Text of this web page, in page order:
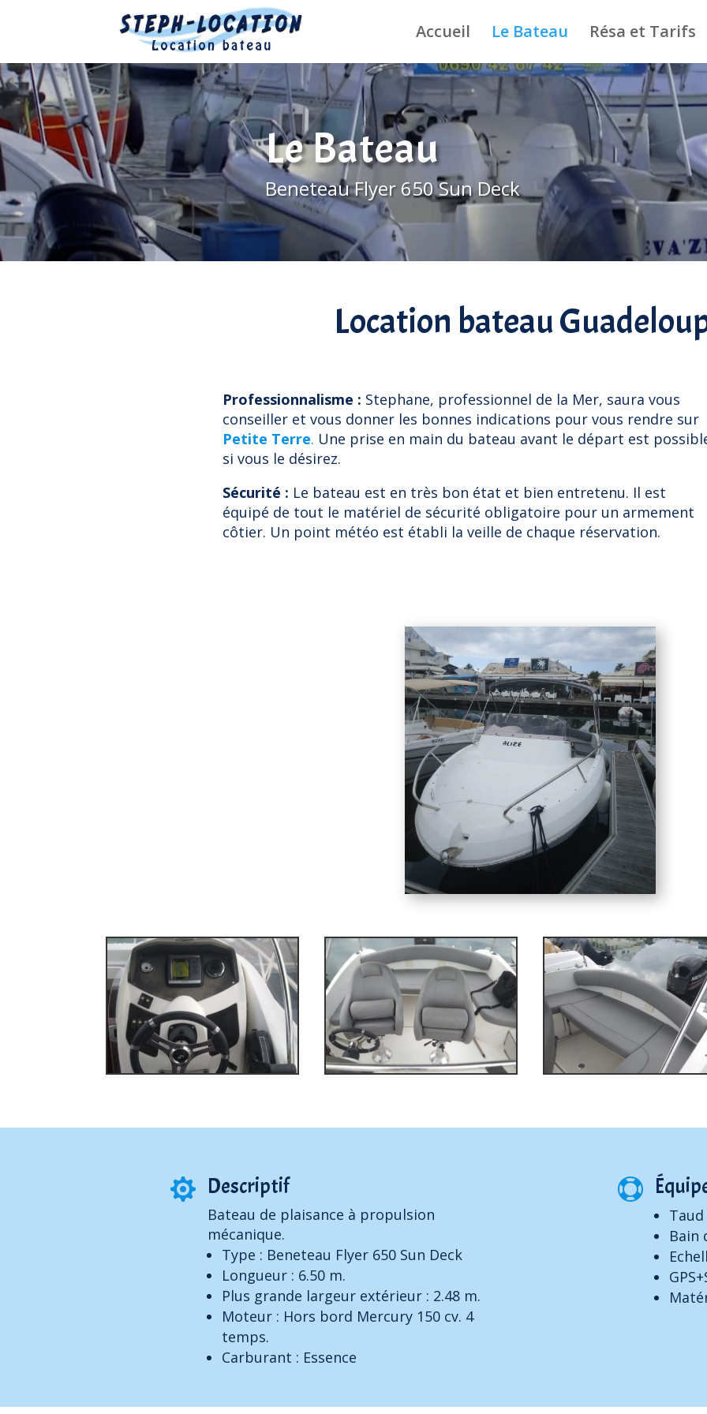
Accueil Le Bateau Résa et Tarifs
Le Bateau
Beneteau Flyer 650 Sun Deck
Location bateau
Professionnalisme : Stephane, professionnel de la Mer, saura vous
conseiller et vous donner les bonnes indications pour vous rendre sur
Petite Terre. Une prise en main du bateau avant le départ est
si vous le désirez.
Sécurité : Le bateau est en très bon état et bien entretenu. Il est
équipé de tout le matériel de sécurité obligatoire pour un armement
côtier. Un point météo est établi la veille de chaque réservation.
 Descriptif
Bateau de plaisance à propulsion
mécanique.
Type : Beneteau Flyer 650 Sun Deck
Longueur : 6.50 m.
Plus grande largeur extérieur : 2.48 m.
Moteur : Hors bord Mercury 150 cv. 4
temps.
Carburant : Essence

Bain